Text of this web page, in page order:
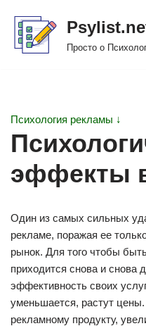
Перейти
Просто о
Психология рекламы ↓
эффекты
Один из самых сильных
рекламе, поражая ее
рынок. Для того чтобы
приходится снова и снова
эффективность своих
уменьшается, растут
рекламному продукту,